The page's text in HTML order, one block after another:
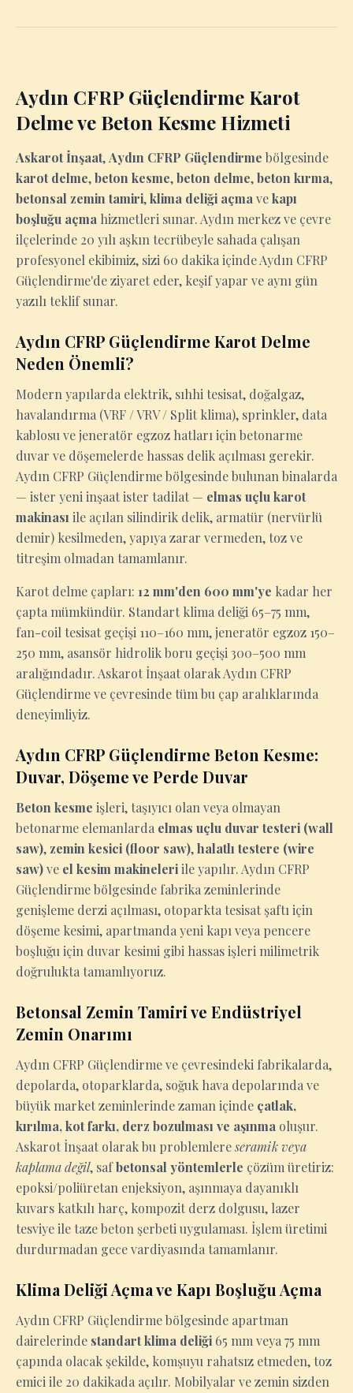
Aydın CFRP Güçlendirme Karot
Delme ve Beton Kesme Hizmeti
Askarot İnşaat,Aydın CFRP Güçlendirme bölgesinde
karot delme,beton kesme,beton delme,beton kırma,
betonsal zemin tamiri,klima deliği açma vekapı
boşluğu açma hizmetleri sunar. Aydın merkez ve çevre
ilçelerinde 20 yılı aşkın tecrübeyle sahada çalışan
profesyonel ekibimiz, sizi 60 dakika içinde Aydın CFRP
Güçlendirme'de ziyaret eder, keşif yapar ve aynı gün
yazılı teklif sunar.
Aydın CFRP Güçlendirme Karot Delme
Neden Önemli?
Modern yapılarda elektrik, sıhhi tesisat, doğalgaz,
havalandırma (VRF / VRV / Split klima), sprinkler, data
kablosu ve jeneratör egzoz hatları için betonarme
duvar ve döşemelerde hassas delik açılması gerekir.
Aydın CFRP Güçlendirme bölgesinde bulunan binalarda
— ister yeni inşaat ister tadilat — elmas uçlu karot
makinası ile açılan silindirik delik, armatür (nervürlü
demir) kesilmeden, yapıya zarar vermeden, toz ve
titreşim olmadan tamamlanır.
Karot delme çapları: 12 mm'den 600 mm'ye kadar her
çapta mümkündür. Standart klima deliği 65–75 mm,
fan-coil tesisat geçişi 110–160 mm, jeneratör egzoz 150–
250 mm, asansör hidrolik boru geçişi 300–500 mm
aralığındadır. Askarot İnşaat olarak Aydın CFRP
Güçlendirme ve çevresinde tüm bu çap aralıklarında
deneyimliyiz.
Aydın CFRP Güçlendirme Beton Kesme:
Duvar, Döşeme ve Perde Duvar
Beton kesme işleri, taşıyıcı olan veya olmayan
betonarme elemanlarda elmas uçlu duvar testeri (wall
saw), zemin kesici (floor saw),halatlı testere (wire
saw)ve el kesim makineleriile yapılır. Aydın CFRP
Güçlendirme bölgesinde fabrika zeminlerinde
genişleme derzi açılması, otoparkta tesisat şaftı için
döşeme kesimi, apartmanda yeni kapı veya pencere
boşluğu için duvar kesimi gibi hassas işleri milimetrik
doğrulukta tamamlıyoruz.
Betonsal Zemin Tamiri ve Endüstriyel
Zemin Onarımı
Aydın CFRP Güçlendirme ve çevresindeki fabrikalarda,
depolarda, otoparklarda, soğuk hava depolarında ve
büyük market zeminlerinde zaman içinde çatlak,
kırılma, kot farkı, derz bozulması ve aşınma oluşur.
Askarot İnşaat olarak bu problemlereseramik veya
kaplama değil, safbetonsal yöntemlerle çözüm üretiriz:
epoksi/poliüretan enjeksiyon, aşınmaya dayanıklı
kuvars katkılı harç, kompozit derz dolgusu, lazer
tesviye ile taze beton şerbeti uygulaması. İşlem üretimi
durdurmadan gece vardiyasında tamamlanır.
Klima Deliği Açma ve Kapı Boşluğu Açma
Aydın CFRP Güçlendirme bölgesinde apartman
dairelerinde standart klima deliği 65 mm veya 75 mm
çapında olacak şekilde, komşuyu rahatsız etmeden, toz
emici ile 20 dakikada açılır. Mobilyalar ve zemin sizden